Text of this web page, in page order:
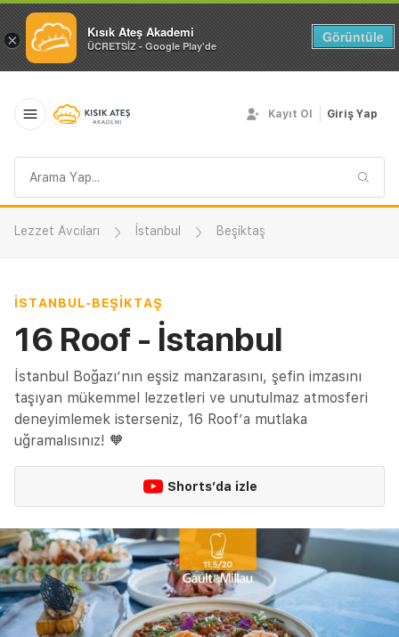
× Kısık Ateş Akademi
ÜCRETSİZ - Google Play'de
Görüntüle
sorgusu
Kayıt Ol Giriş Yap
Lezzet Avcıları İstanbul Beşiktaş
İSTANBUL-BEŞIKTAŞ
16 Roof - İstanbul
İstanbul Boğazı’nın eşsiz manzarasını, şefin imzasını
taşıyan mükemmel lezzetleri ve unutulmaz atmosferi
deneyimlemek isterseniz, 16 Roof’a mutlaka
uğramalısınız! 🧡
Shorts’da izle